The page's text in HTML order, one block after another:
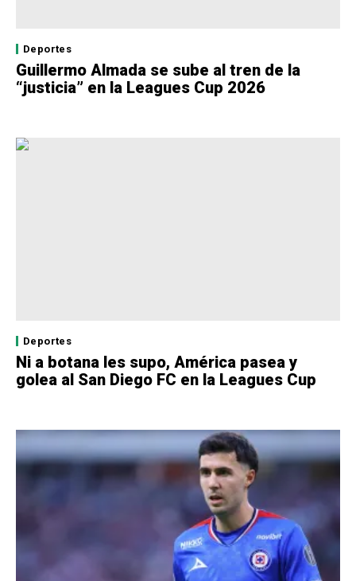
Deportes
Guillermo Almada se sube al tren de la
“justicia” en la Leagues Cup 2026
Deportes
Ni a botana les supo, América pasea y
golea al San Diego FC en la Leagues Cup